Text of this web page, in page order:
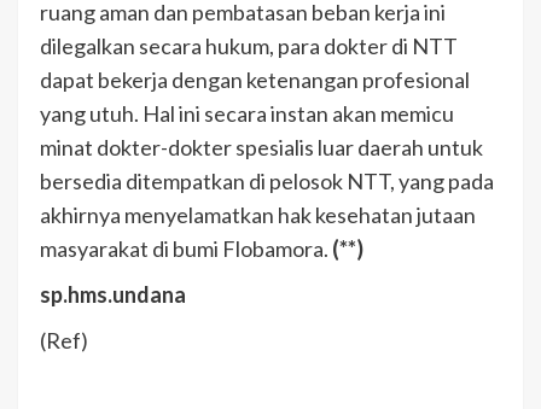
ruang aman dan pembatasan beban kerja ini
dilegalkan secara hukum, para dokter di NTT
dapat bekerja dengan ketenangan profesional
yang utuh. Hal ini secara instan akan memicu
minat dokter-dokter spesialis luar daerah untuk
bersedia ditempatkan di pelosok NTT, yang pada
akhirnya menyelamatkan hak kesehatan jutaan
masyarakat di bumi Flobamora. (**)
sp.hms.undana
(Ref)